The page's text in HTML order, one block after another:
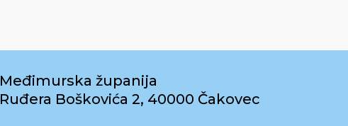
Međimurska županija
Ruđera Boškovića 2, 40000 Čakovec